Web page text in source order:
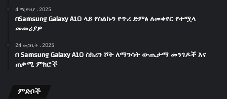
4 ሚያዝያ ، 2025
በSamsung Galaxy A10 ላይ የስልኩን የጥሪ ድምፅ ለመቀየር የተሟላ
መመሪያዎ
24 መጋቢት ، 2025
በ Samsung Galaxy A10 ስክሪን ሾት ለማንሳት ውጤታማ መንገዶች እና
ጠቃሚ ምክሮች
ምድቦች